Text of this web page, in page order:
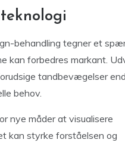
behandling tegner et
kan forbedres markant.
tandbevægelser
behov.
nye måder at visualisere
kan styrke forståelsen og